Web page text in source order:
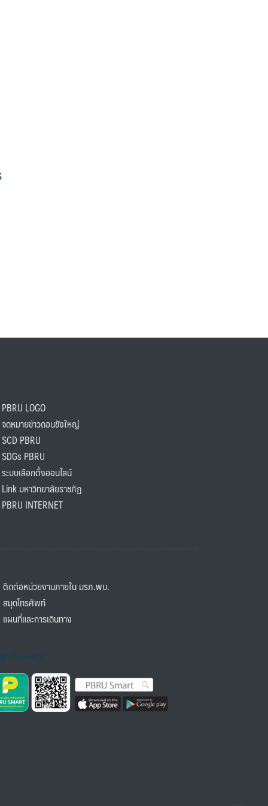
LOGO
หมายข่าวดอนขังใหญ่
PBRU
PBRU
บบเลือกตั้งออนไลน์
มหาวิทยาลัยราชภัฏ
INTERNET
ต่อหน่วยงานภายใน มรภ.พบ.
ดโทรศัพท์
นที่และการเดินทาง